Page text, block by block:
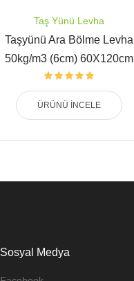
Taş Yünü Levha
Taşyünü Ara Bölme Levha
50kg/m3 (6cm) 60X120cm
ÜRÜNÜ İNCELE
Sosyal Medya